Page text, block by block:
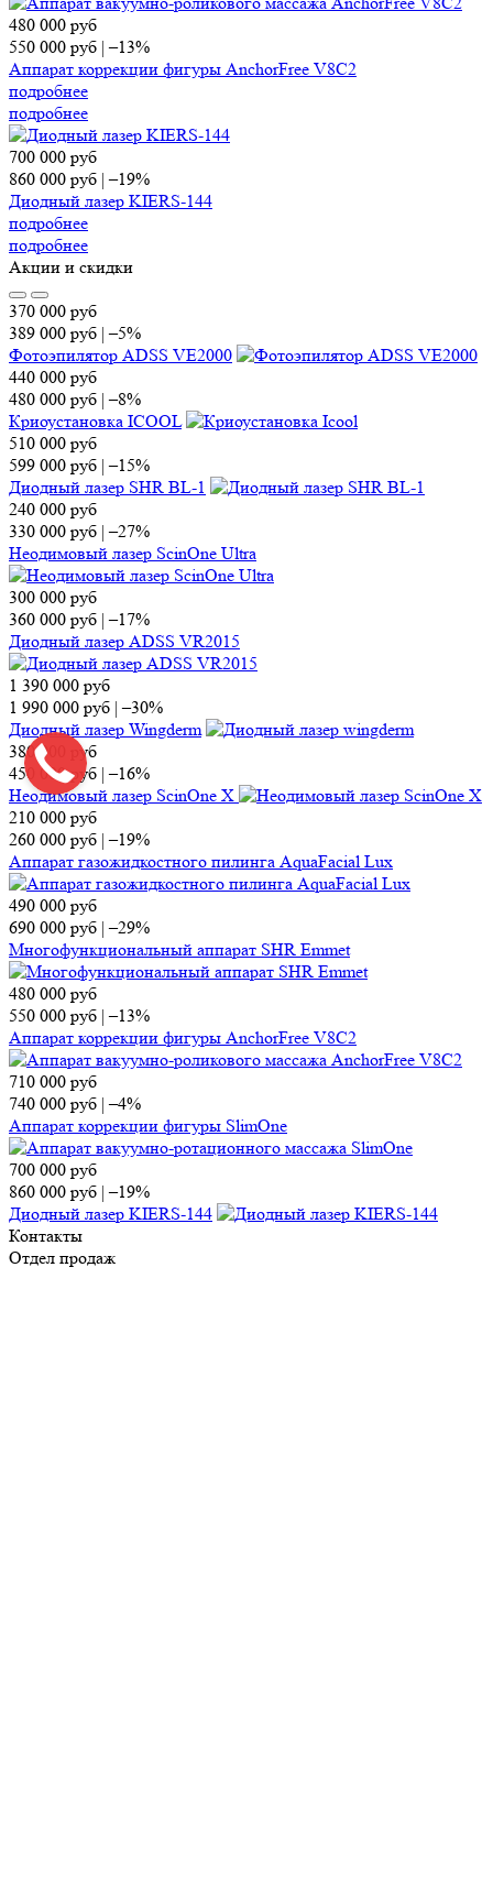
480 000 руб
550 000 руб |–13%
Аппарат коррекции фигуры AnchorFree V8C2
подробнее
подробнее
700 000 руб
860 000 руб |–19%
Диодный лазер KIERS-144
подробнее
подробнее
Акции и скидки
370 000 руб
389 000 руб |–5%
Фотоэпилятор ADSS VE2000
440 000 руб
480 000 руб |–8%
Криоустановка ICOOL
510 000 руб
599 000 руб |–15%
Диодный лазер SHR BL-1
240 000 руб
330 000 руб |–27%
Неодимовый лазер ScinOne Ultra
300 000 руб
360 000 руб |–17%
Диодный лазер ADSS VR2015
1 390 000 руб
1 990 000 руб |–30%
Диодный лазер Wingderm
380 000
руб
450 000руб |–16%
Неодимовый лазер ScinOne X
210 000 руб
260 000 руб |–19%
Аппарат газожидкостного пилинга AquaFacial Lux
490 000 руб
690 000 руб |–29%
Многофункциональный аппарат SHR Emmet
480 000 руб
550 000 руб |–13%
Аппарат коррекции фигуры AnchorFree V8C2
710 000 руб
740 000 руб |–4%
Аппарат коррекции фигуры SlimOne
700 000 руб
860 000 руб |–19%
Диодный лазер KIERS-144
Контакты
Отдел продаж